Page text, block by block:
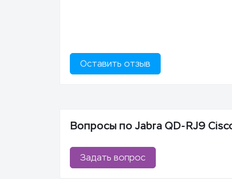
Оставить отзыв
Вопросы по Jabra QD-RJ9
Задать вопрос